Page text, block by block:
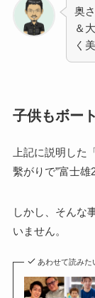
奥
＆
く
子供もボー
上記に説明した
繫がりで”富士雄
しかし、そんな
いません。
あわせて読みた